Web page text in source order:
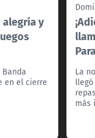
y
Banda
en el cierre
La
más